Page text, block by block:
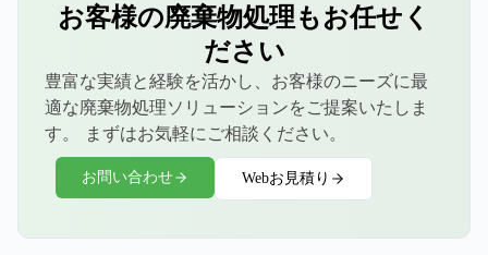
お客様の廃棄物処理もお任せく
ださい
豊富な実績と経験を活かし、お客様のニーズに最
適な廃棄物処理ソリューションをご提案いたしま
す。 まずはお気軽にご相談ください。
お問い合わせ Webお見積り